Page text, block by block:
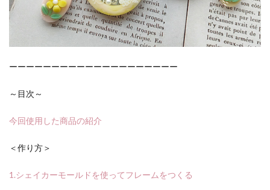
ーーーーーーーーーーーーーーーーーーーー
～目次～
今回使用した商品の紹介
＜作り方＞
1.シェイカーモールドを使ってフレームをつくる